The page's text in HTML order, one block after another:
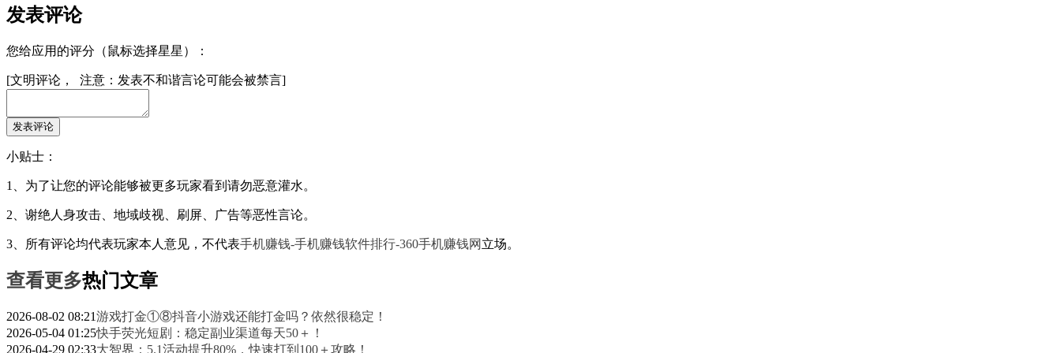
发表评论
您给应用的评分（鼠标选择星星）：
[文明评论， 注意：发表不和谐言论可能会被禁言]
小贴士：
1、为了让您的评论能够被更多玩家看到请勿恶意灌水。
2、谢绝人身攻击、地域歧视、刷屏、广告等恶性言论。
3、所有评论均代表玩家本人意见，不代表手机赚钱-手机赚钱软件排行-360手机赚钱网 立场。
查看更多热门文章
2026-08-02 08:21游戏打金①⑧抖音小游戏还能打金吗？依然很稳定！
2026-05-04 01:25快手荧光短剧：稳定副业渠道每天50＋！
2026-04-29 02:33大智界：5.1活动提升80%，快速打到100＋攻略！